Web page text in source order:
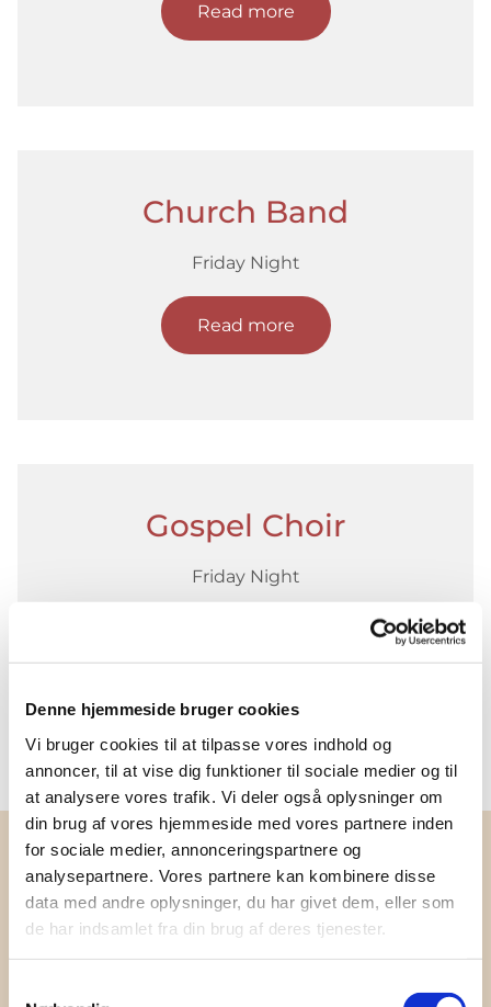
Denne hjemmeside bruger cookies
Vi bruger cookies til at tilpasse vores indhold og
annoncer, til at vise dig funktioner til sociale medier og til
at analysere vores trafik. Vi deler også oplysninger om
din brug af vores hjemmeside med vores partnere inden
for sociale medier, annonceringspartnere og
analysepartnere. Vores partnere kan kombinere disse
data med andre oplysninger, du har givet dem, eller som
de har indsamlet fra din brug af deres tjenester.
Read more
Church Band
Friday Night
Read more
Gospel Choir
Friday Night
Meet our
organist